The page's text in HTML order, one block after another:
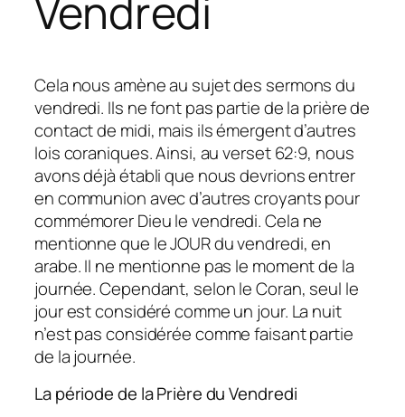
Vendredi
Cela nous amène au sujet des sermons du
vendredi. Ils ne font pas partie de la prière de
contact de midi, mais ils émergent d’autres
lois coraniques. Ainsi, au verset 62:9, nous
avons déjà établi que nous devrions entrer
en communion avec d’autres croyants pour
commémorer Dieu le vendredi. Cela ne
mentionne que le JOUR du vendredi, en
arabe. Il ne mentionne pas le moment de la
journée. Cependant, selon le Coran, seul le
jour est considéré comme un jour. La nuit
n’est pas considérée comme faisant partie
de la journée.
La période de la Prière du Vendredi